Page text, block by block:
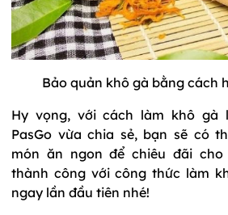
Bảo quản khô gà bằng cách
Hy vọng, với cách làm khô gà
PasGo vừa chia sẻ, bạn sẽ có
món ăn ngon để chiêu đãi
thành công với công thức làm
ngay lần đầu tiên nhé!